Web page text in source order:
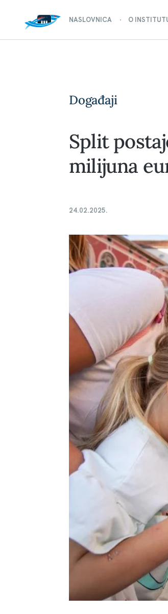
NASLOVNICA O
Događaji
Split
milijuna
24.02.2025.